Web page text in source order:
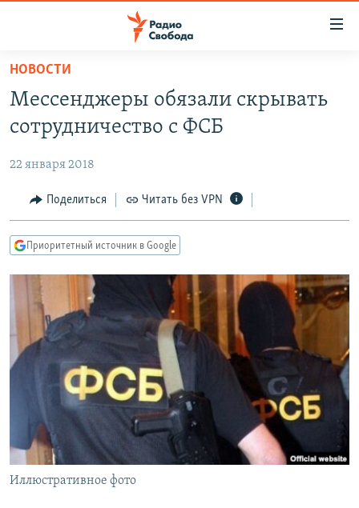
упрощенного
доступа
основному
Вернутся
главной
навигации
Вернутся
поиску
ПОДКАСТЫ
АВТОРСКИЕ ПРОЕКТЫ
ЦИТАТЫ СВОБОДЫ
МНЕНИЯ
IDEL.РЕАЛИИ
КАВКАЗ.РЕАЛИИ
СЕВЕР.РЕАЛИИ
СИБИРЬ.РЕАЛИИ
РАСПИСАНИЕ ВЕЩАНИЯ
ПОДПИШИТЕСЬ НА РАССЫЛКУ
СОЦИАЛЬНЫЕ СЕТИ
НОВОСТИ
Мессенджеры обязали скрывать
сотрудничество с ФСБ
22 января 2018
Поделиться Читать без VPN
Приоритетный источник в Google
Иллюстративное фото